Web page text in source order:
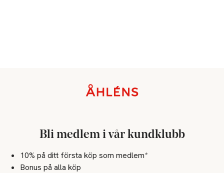
Bli medlem i vår kundklubb
10% på ditt första köp som medlem*
Bonus på alla köp